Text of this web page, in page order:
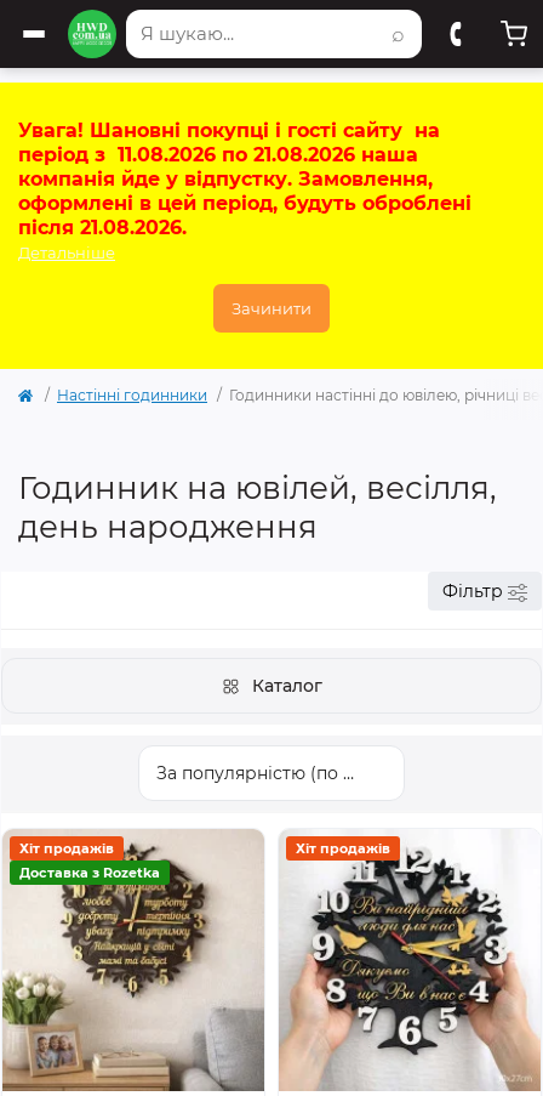
⌕
Увага! Шановні покупці і гості сайту на
період з 11.08.2026 по 21.08.2026 наша
компанія йде у відпустку. Замовлення,
оформлені в цей період, будуть оброблені
після 21.08.2026.
Детальніше
Зачинити
Настінні годинники Годинники настінні до ювілею, річниці
Годинник на ювілей, весілля,
день народження
Фільтр
Каталог
Хіт продажів
Доставка з Rozetka
Хіт продажів